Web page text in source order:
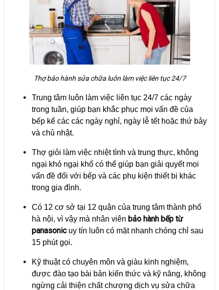
Thợ bảo hành sửa chữa luôn làm việc liên tục 24/7
Trung tâm luôn làm việc liên tục 24/7 các ngày
trong tuần, giúp bạn khắc phục mọi vấn đề của
bếp kể các các ngày nghỉ, ngày lễ tết hoặc thứ bảy
và chủ nhật.
Thợ giỏi làm việc nhiệt tình và trung thực, không
ngại khó ngại khổ có thể giúp bạn giải quyết mọi
vấn đề đối với bếp và các phụ kiện thiết bị khác
trong gia đình.
Có 12 cơ sở tại 12 quận của trung tâm thành phố
hà nội, vì vậy mà nhân viên bảo hành bếp từ
panasonicuy tín luôn có mặt nhanh chóng chỉ sau
15 phút gọi.
Kỹ thuật có chuyên môn và giàu kinh nghiệm,
được đào tạo bài bản kiến thức và kỹ năng, không
ngừng cải thiện chất chượng dịch vụ sửa chữa